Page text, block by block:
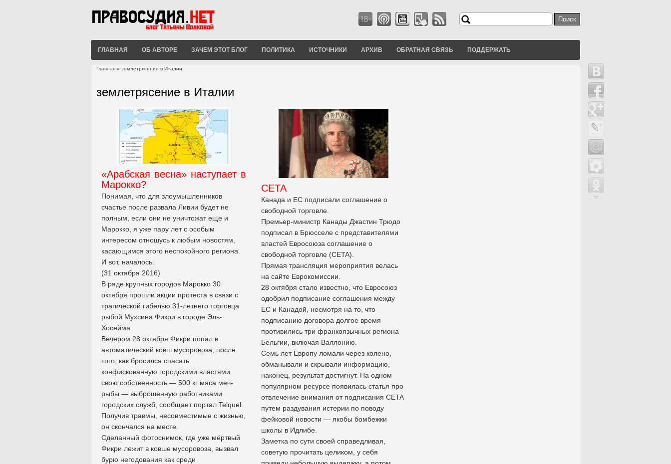
Форма поиска
Поиск
ГЛАВНАЯ ОБ АВТОРЕ ЗАЧЕМ ЭТОТ БЛОГ ПОЛИТИКА ИСТОЧНИКИ АРХИВ ОБРАТНАЯ СВЯЗЬ ПОДДЕРЖАТЬ
Главная » землетрясение в Италии
землетрясение в Италии
«Арабская весна» наступает в
Марокко?
Понимая, что для злоумышленников
счастье после развала Ливии будет не
полным, если они не уничтожат еще и
Марокко, я уже пару лет с особым
интересом отношусь к любым новостям,
касающимся этого неспокойного региона.
И вот, началось:
(31 октября 2016)
В ряде крупных городов Марокко 30
октября прошли акции протеста в связи с
трагической гибелью 31-летнего торговца
рыбой Мухсина Фикри в городе Эль-
Хосейма.
Вечером 28 октября Фикри попал в
автоматический ковш мусоровоза, после
того, как бросился спасать
конфискованную городскими властями
свою собственность — 500 кг мяса меч-
рыбы — выброшенную работниками
городских служб, сообщает портал Telquel.
Получив травмы, несовместимые с жизнью,
он скончался на месте.
Сделанный фотоснимок, где уже мёртвый
Фикри лежит в ковше мусоровоза, вызвал
бурю негодования как среди
СЕТА
Канада и ЕС подписали соглашение о
свободной торговле.
Премьер-министр Канады Джастин Трюдо
подписал в Брюсселе с представителями
властей Евросоюза соглашение о
свободной торговле (СETA).
Прямая трансляция мероприятия велась
на сайте Еврокомиссии.
28 октября стало известно, что Евросоюз
одобрил подписание соглашения между
ЕС и Канадой, несмотря на то, что
подписанию договора долгое время
противились три франкоязычных региона
Бельгии, включая Валлонию.
Семь лет Европу ломали через колено,
обманывали и скрывали информацию,
наконец, результат достигнут. На одном
популярном ресурсе появилась статья про
отвлечение внимания от подписания CETA
путем раздувания истерии по поводу
фейковой новости — якобы бомбежки
школы в Идлибе.
Заметка по сути своей справедливая,
советую прочитать целиком, у себя